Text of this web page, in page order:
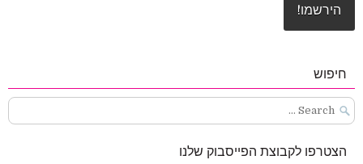
חיפוש
Search
for:
הצטרפו לקבוצת הפייסבוק שלנו